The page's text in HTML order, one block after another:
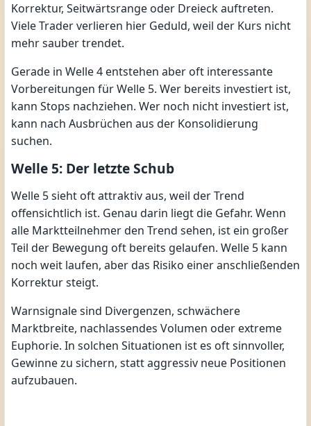
Korrektur, Seitwärtsrange oder Dreieck auftreten.
Viele Trader verlieren hier Geduld, weil der Kurs nicht
mehr sauber trendet.
Gerade in Welle 4 entstehen aber oft interessante
Vorbereitungen für Welle 5. Wer bereits investiert ist,
kann Stops nachziehen. Wer noch nicht investiert ist,
kann nach Ausbrüchen aus der Konsolidierung
suchen.
Welle 5: Der letzte Schub
Welle 5 sieht oft attraktiv aus, weil der Trend
offensichtlich ist. Genau darin liegt die Gefahr. Wenn
alle Marktteilnehmer den Trend sehen, ist ein großer
Teil der Bewegung oft bereits gelaufen. Welle 5 kann
noch weit laufen, aber das Risiko einer anschließenden
Korrektur steigt.
Warnsignale sind Divergenzen, schwächere
Marktbreite, nachlassendes Volumen oder extreme
Euphorie. In solchen Situationen ist es oft sinnvoller,
Gewinne zu sichern, statt aggressiv neue Positionen
aufzubauen.